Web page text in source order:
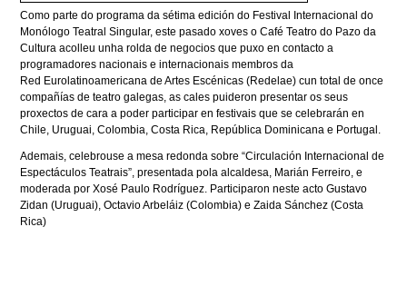
Como parte do programa da sétima edición do Festival Internacional do
Monólogo Teatral Singular, este pasado xoves o Café Teatro do Pazo da
Cultura acolleu unha rolda de negocios que puxo en contacto a
programadores nacionais e internacionais membros da
Red Eurolatinoamericana de Artes Escénicas (Redelae) cun total de once
compañías de teatro galegas, as cales puideron presentar os seus
proxectos de cara a poder participar en festivais que se celebrarán en
Chile, Uruguai, Colombia, Costa Rica, República Dominicana e Portugal.
Ademais, celebrouse a mesa redonda sobre “Circulación Internacional de
Espectáculos Teatrais”, presentada pola alcaldesa, Marián Ferreiro, e
moderada por Xosé Paulo Rodríguez. Participaron neste acto Gustavo
Zidan (Uruguai), Octavio Arbeláiz (Colombia) e Zaida Sánchez (Costa
Rica)